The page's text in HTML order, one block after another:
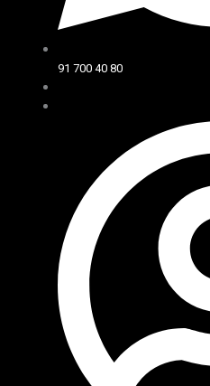
91 700 40 80